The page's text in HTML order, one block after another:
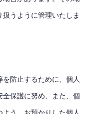
お知らせ
うように管理いたしま
防止するために、個人
保護に努め、また、個